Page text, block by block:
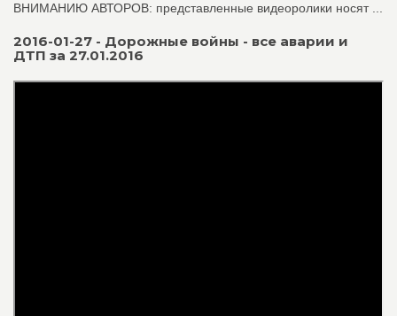
ВНИМАНИЮ АВТОРОВ: представленные видеоролики носят ...
2016-01-27 - Дорожные войны - все аварии и
ДТП за 27.01.2016